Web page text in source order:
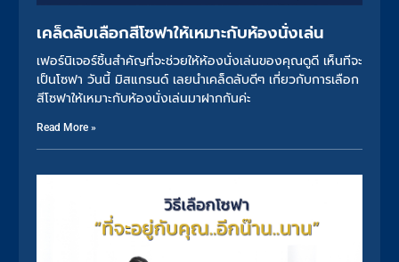
เคล็ดลับเลือกสีโซฟาให้เหมาะกับห้องนั่งเล่น
เฟอร์นิเจอร์ชิ้นสำคัญที่จะช่วยให้ห้องนั่งเล่นของคุณดูดี เห็นทีจะ
เป็นโซฟา วันนี้ มิสแกรนด์ เลยนำเคล็ดลับดีๆ เกี่ยวกับการเลือก
สีโซฟาให้เหมาะกับห้องนั่งเล่นมาฝากกันค่ะ
Read More »